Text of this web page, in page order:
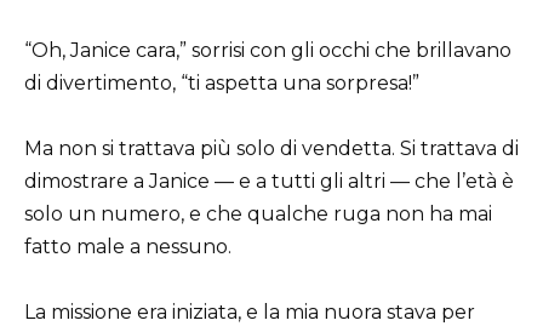
“Oh, Janice cara,” sorrisi con gli occhi che brillavano
di divertimento, “ti aspetta una sorpresa!”
Ma non si trattava più solo di vendetta. Si trattava di
dimostrare a Janice — e a tutti gli altri — che l’età è
solo un numero, e che qualche ruga non ha mai
fatto male a nessuno.
La missione era iniziata, e la mia nuora stava per